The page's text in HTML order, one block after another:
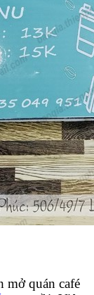
mở quán café